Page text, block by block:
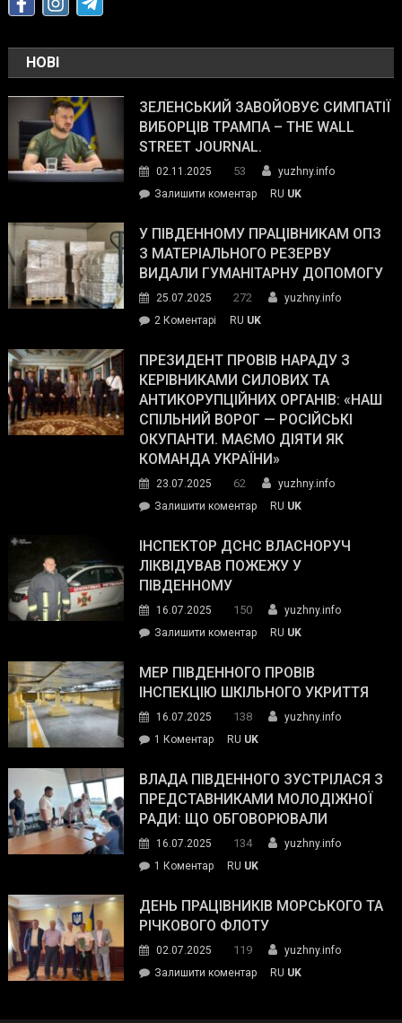
НОВІ
ЗЕЛЕНСЬКИЙ ЗАВОЙОВУЄ СИМПАТІЇ
ВИБОРЦІВ ТРАМПА – THE WALL
STREET JOURNAL.
02.11.2025 53
yuzhny.info
Залишити коментарon
завойовує
симпатії
виборців
The
Street
Journal.
RU UK
У ПІВДЕННОМУ ПРАЦІВНИКАМ ОПЗ
З МАТЕРІАЛЬНОГО РЕЗЕРВУ
ВИДАЛИ ГУМАНІТАРНУ ДОПОМОГУ
25.07.2025 272
yuzhny.info
2 Коментарі
Південному
працівникам
ОПЗ
з
матеріального
резерву
гуманітарну
допомогу
RU UK
ПРЕЗИДЕНТ ПРОВІВ НАРАДУ З
КЕРІВНИКАМИ СИЛОВИХ ТА
АНТИКОРУПЦІЙНИХ ОРГАНІВ: «НАШ
СПІЛЬНИЙ ВОРОГ — РОСІЙСЬКІ
ОКУПАНТИ. МАЄМО ДІЯТИ ЯК
КОМАНДА УКРАЇНИ»
23.07.2025 62
yuzhny.info
Залишити коментарon
провів
нараду
силових
та
органів:
«Наш
спільний
окупанти.
Маємо
діяти
команда
RU UK
ІНСПЕКТОР ДСНС ВЛАСНОРУЧ
ЛІКВІДУВАВ ПОЖЕЖУ У
ПІВДЕННОМУ
16.07.2025 150
yuzhny.info
Залишити коментарon
ДСНС
власноруч
пожежу
у
RU UK
МЕР ПІВДЕННОГО ПРОВІВ
ІНСПЕКЦІЮ ШКІЛЬНОГО УКРИТТЯ
16.07.2025 138
yuzhny.info
1 Коментардо
Південного
провів
інспекцію
укриття
RU UK
ВЛАДА ПІВДЕННОГО ЗУСТРІЛАСЯ З
ПРЕДСТАВНИКАМИ МОЛОДІЖНОЇ
РАДИ: ЩО ОБГОВОРЮВАЛИ
16.07.2025 134
yuzhny.info
1 Коментардо
Південного
зустрілася
представниками
молодіжної
RU UK
ДЕНЬ ПРАЦІВНИКІВ МОРСЬКОГО ТА
РІЧКОВОГО ФЛОТУ
02.07.2025 119
yuzhny.info
Залишити коментарon
RU UK